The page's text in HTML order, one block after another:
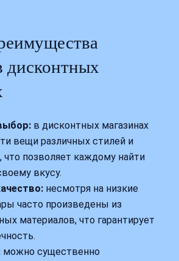
дисконтных
в дисконтных магазинах
вещи различных стилей и
что позволяет каждому найти
вкусу.
несмотря на низкие
часто произведены из
материалов, что гарантирует
можно существенно